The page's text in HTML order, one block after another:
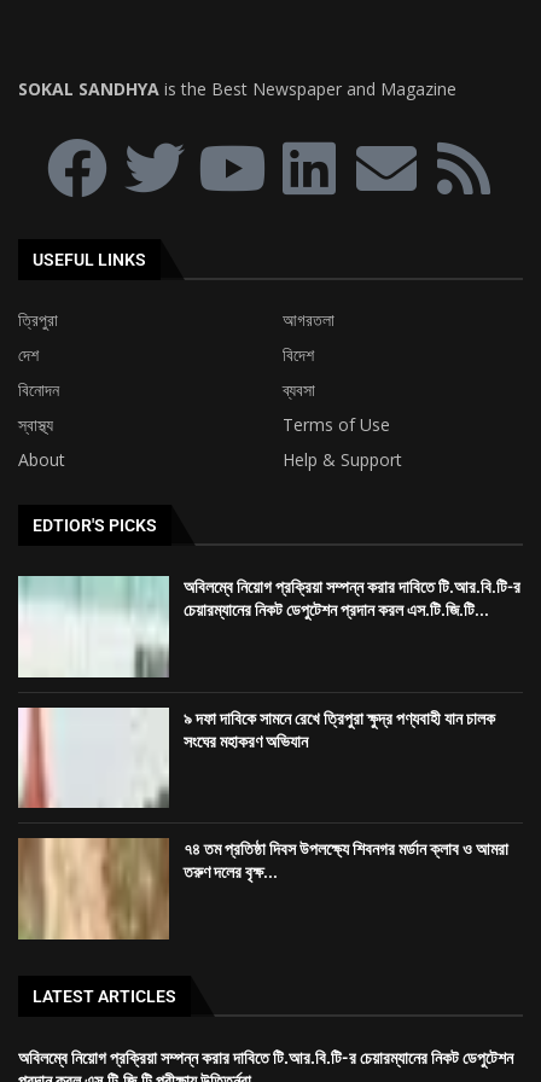
দেশ
বিদেশ
স্বাস্থ্য
Terms of Use
About
Help & Support
EDTIOR'S PICKS
অবিলম্বে নিয়োগ প্রক্রিয়া সম্পন্ন করার দাবিতে টি.আর.বি.টি-র
চেয়ারম্যানের নিকট ডেপুটেশন প্রদান করল এস.টি.জি.টি...
৯ দফা দাবিকে সামনে রেখে ত্রিপুরা ক্ষুদ্র পণ্যবাহী যান চালক
৭৪ তম প্রতিষ্ঠা দিবস উপলক্ষ্যে শিবনগর মর্ডান ক্লাব ও আমরা
তরুণ দলের বৃক্ষ...
অবিলম্বে নিয়োগ প্রক্রিয়া সম্পন্ন করার দাবিতে টি.আর.বি.টি-র চেয়ারম্যানের নিকট ডেপুটেশন
৯ দফা দাবিকে সামনে রেখে ত্রিপুরা ক্ষুদ্র পণ্যবাহী যান চালক সংঘের মহাকরণ অভিযান
৭৪ তম প্রতিষ্ঠা দিবস উপলক্ষ্যে শিবনগর মর্ডান ক্লাব ও আমরা তরুণ দলের বৃক্ষ রোপণ কর্মসূচি